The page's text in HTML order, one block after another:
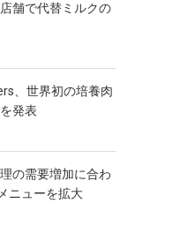
舗で代替ミルクの
、世界初の培養肉
発表
の需要増加に合わ
ニューを拡大